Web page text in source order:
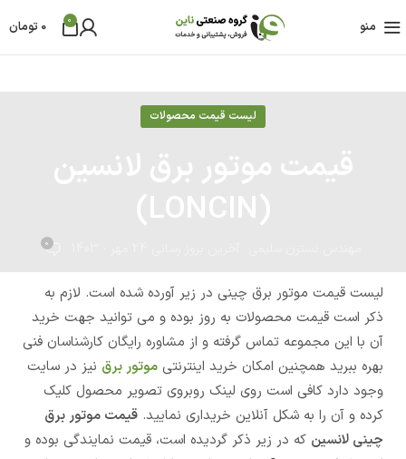
منو 0
0 تومان
لیست قیمت محصولات
0
لیست قیمت موتور برق چینی در زیر آورده شده است. لازم به
ذکر است قیمت محصولات به روز بوده و می توانید جهت خرید
آن با این مجموعه تماس گرفته و از مشاوره رایگان کارشناسان فنی
بهره ببرید همچنین امکان خرید اینترنتی موتور برق نیز در سایت
وجود دارد کافی است روی لینک روبروی تصویر محصول کلیک
کرده و آن را به شکل آنلاین خریداری نمایید. قیمت موتور برق
چینی لانسین که در زیر ذکر گردیده است، قیمت نمایندگی بوده و